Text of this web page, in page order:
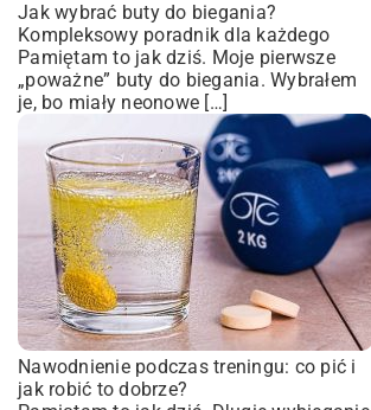
Jak wybrać buty do biegania?
Kompleksowy poradnik dla każdego
Pamiętam to jak dziś. Moje pierwsze
„poważne” buty do biegania. Wybrałem
je, bo miały neonowe […]
Nawodnienie podczas treningu: co pić i
jak robić to dobrze?